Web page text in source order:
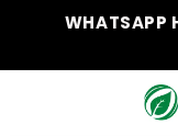
WHATSAPP